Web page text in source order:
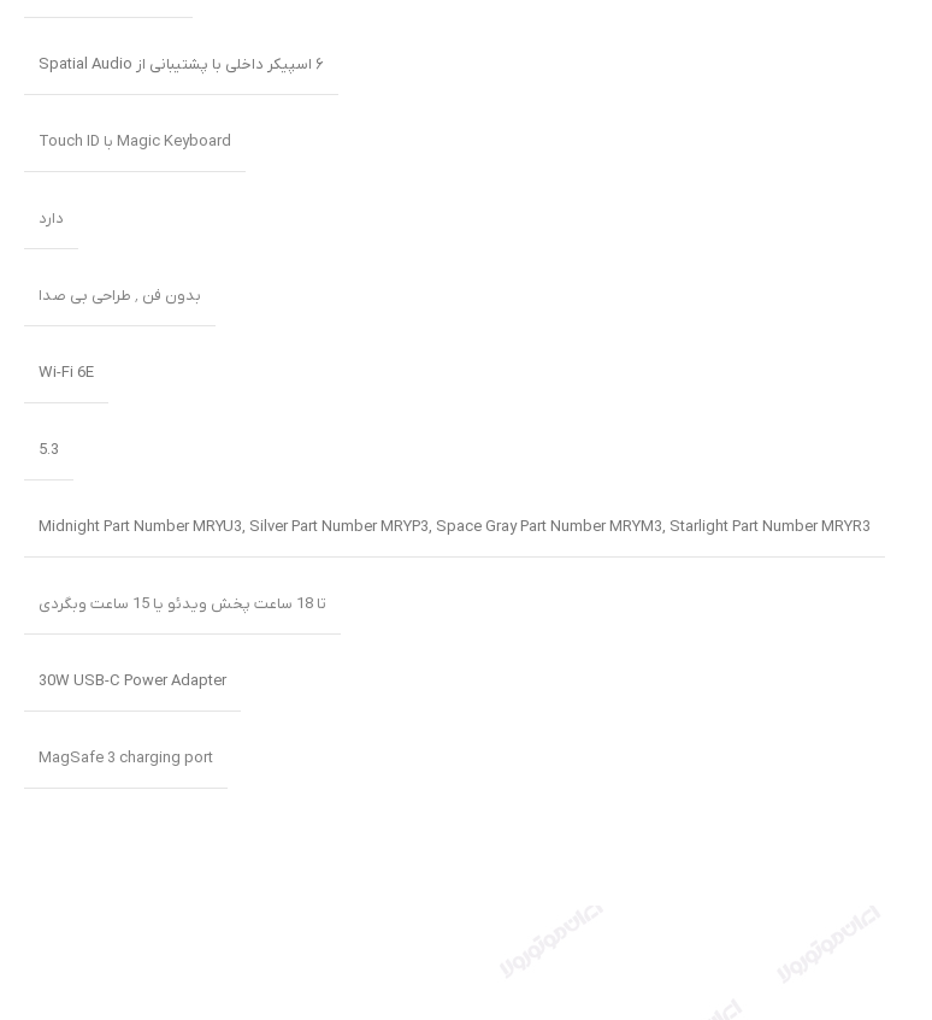
۶ اسپیکر داخلی با پشتیبانی از Spatial Audio
Magic Keyboard با Touch ID
دارد
بدون فن ٬ طراحی بی صدا
Wi-Fi 6E
5.3
Midnight Part Number MRYU3, Silver Part Number MRYP3, Space Gray Part Number MRYM3, Starlight Part Number MRYR3
تا 18 ساعت پخش ویدئو یا 15 ساعت وبگردی
30W USB-C Power Adapter
MagSafe 3 charging port